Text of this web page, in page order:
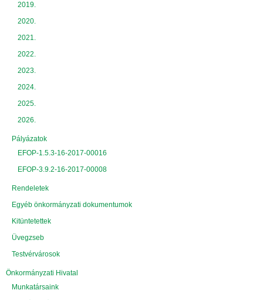
2019.
2020.
2021.
2022.
2023.
2024.
2025.
2026.
Pályázatok
EFOP-1.5.3-16-2017-00016
EFOP-3.9.2-16-2017-00008
Rendeletek
Egyéb önkormányzati dokumentumok
Kitüntetettek
Üvegzseb
Testvérvárosok
Önkormányzati Hivatal
Munkatársaink